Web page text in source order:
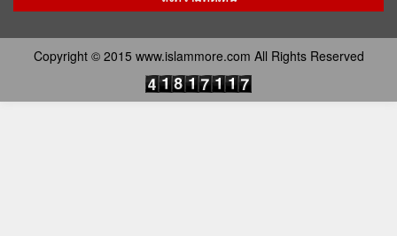
Copyright © 2015 www.islammore.com All Rights Reserved